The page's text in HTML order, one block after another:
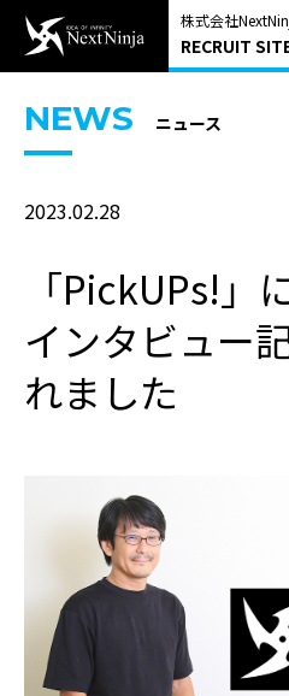
株式会社
RECRUIT
NEWS ニュース
2023.02.28
「PickUPs!」
インタビュー
れました